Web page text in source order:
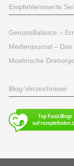
Empfehlenswerte
GenussBalance –
Medienjournal –
Moelmsche
Blog-Verzeichnisse